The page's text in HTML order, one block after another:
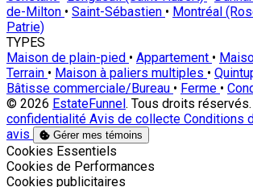
de-Milton • Saint-Sébastien • Montréal
Patrie)
TYPES
Maison de plain-pied • Appartement •
Terrain • Maison à paliers multiples •
Bâtisse commerciale/Bureau • Ferme •
© 2026 EstateFunnel . Tous droits réservés.
confidentialité Avis de collecte Conditions
avis
Gérer mes témoins
Activer
Cookies Essentiels
Activer
Cookies de Performances
Activer
Cookies publicitaires